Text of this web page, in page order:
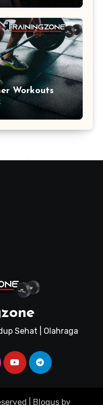
Workouts
Sehat | Olahraga
Blogus by